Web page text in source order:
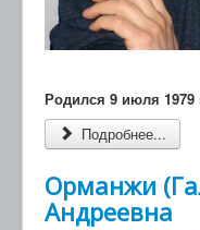
Родился 9 июля 1979
Подробнее...
Орманжи
Андреевна